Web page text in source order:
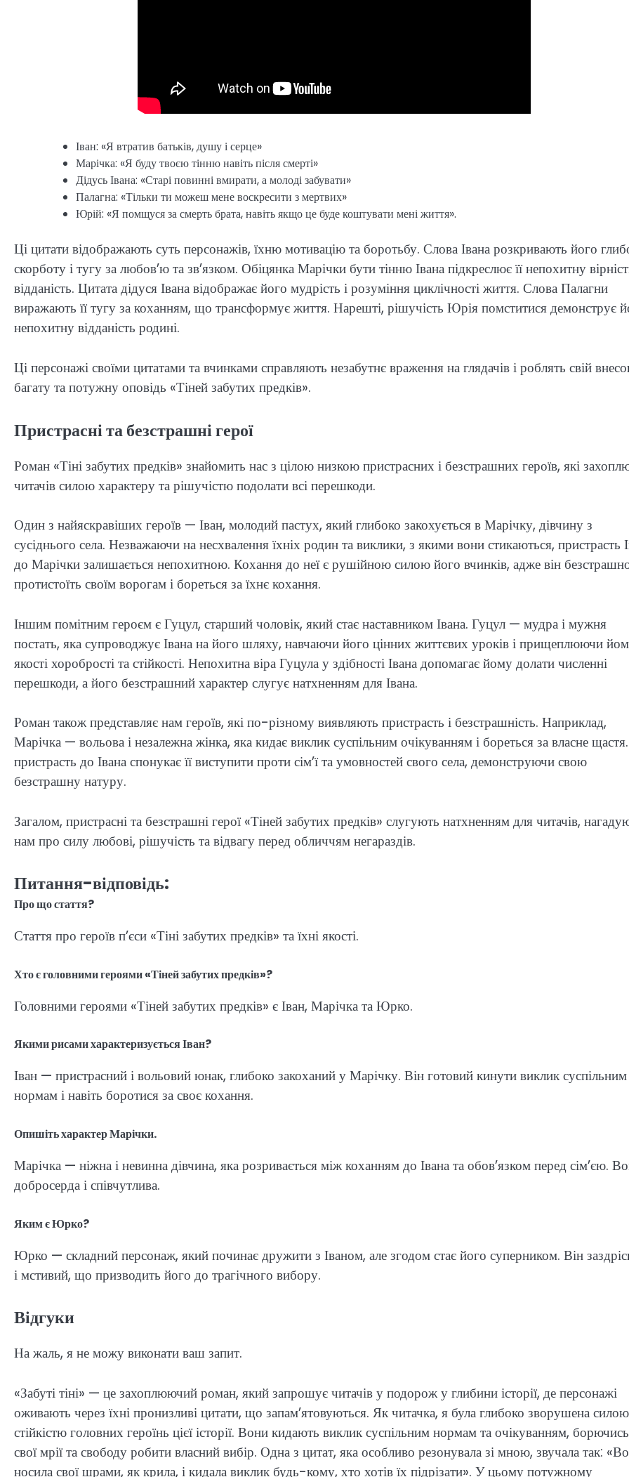
Іван: «Я втратив батьків, душу і серце»
Марічка: «Я буду твоєю тінню навіть після смерті»
Дідусь Івана: «Старі повинні вмирати, а молоді забувати»
Палагна: «Тільки ти можеш мене воскресити з мертвих»
Юрій: «Я помщуся за смерть брата, навіть якщо це буде коштувати мені життя».
Ці цитати відображають суть персонажів, їхню мотивацію та боротьбу. Слова Івана розкривають його
скорботу і тугу за любов’ю та зв’язком. Обіцянка Марічки бути тінню Івана підкреслює її непохитну
відданість. Цитата дідуся Івана відображає його мудрість і розуміння циклічності життя. Слова Палагни
виражають її тугу за коханням, що трансформує життя. Нарешті, рішучість Юрія помститися демонструє
непохитну відданість родині.
Ці персонажі своїми цитатами та вчинками справляють незабутнє враження на глядачів і роблять свій
багату та потужну оповідь «Тіней забутих предків».
Пристрасні та безстрашні герої
Роман «Тіні забутих предків» знайомить нас з цілою низкою пристрасних і безстрашних героїв, які
читачів силою характеру та рішучістю подолати всі перешкоди.
Один з найяскравіших героїв — Іван, молодий пастух, який глибоко закохується в Марічку, дівчину з
сусіднього села. Незважаючи на несхвалення їхніх родин та виклики, з якими вони стикаються, пристрасть
до Марічки залишається непохитною. Кохання до неї є рушійною силою його вчинків, адже він
протистоїть своїм ворогам і бореться за їхнє кохання.
Іншим помітним героєм є Гуцул, старший чоловік, який стає наставником Івана. Гуцул — мудра і мужня
постать, яка супроводжує Івана на його шляху, навчаючи його цінних життєвих уроків і прищеплюючи
якості хоробрості та стійкості. Непохитна віра Гуцула у здібності Івана допомагає йому долати численні
перешкоди, а його безстрашний характер слугує натхненням для Івана.
Роман також представляє нам героїв, які по-різному виявляють пристрасть і безстрашність. Наприклад,
Марічка — вольова і незалежна жінка, яка кидає виклик суспільним очікуванням і бореться за власне щастя.
пристрасть до Івана спонукає її виступити проти сім’ї та умовностей свого села, демонструючи свою
безстрашну натуру.
Загалом, пристрасні та безстрашні герої «Тіней забутих предків» слугують натхненням для читачів,
нам про силу любові, рішучість та відвагу перед обличчям негараздів.
Питання-відповідь:
Про що стаття?
Стаття про героїв п’єси «Тіні забутих предків» та їхні якості.
Хто є головними героями «Тіней забутих предків»?
Головними героями «Тіней забутих предків» є Іван, Марічка та Юрко.
Якими рисами характеризується Іван?
Іван — пристрасний і вольовий юнак, глибоко закоханий у Марічку. Він готовий кинути виклик суспільним
нормам і навіть боротися за своє кохання.
Опишіть характер Марічки.
Марічка — ніжна і невинна дівчина, яка розривається між коханням до Івана та обов’язком перед сім’єю.
добросерда і співчутлива.
Яким є Юрко?
Юрко — складний персонаж, який починає дружити з Іваном, але згодом стає його суперником. Він
і мстивий, що призводить його до трагічного вибору.
Відгуки
На жаль, я не можу виконати ваш запит.
«Забуті тіні» — це захоплюючий роман, який запрошує читачів у подорож у глибини історії, де персонажі
оживають через їхні пронизливі цитати, що запам’ятовуються. Як читачка, я була глибоко зворушена
стійкістю головних героїнь цієї історії. Вони кидають виклик суспільним нормам та очікуванням,
свої мрії та свободу робити власний вибір. Одна з цитат, яка особливо резонувала зі мною, звучала так:
носила свої шрами, як крила, і кидала виклик будь-кому, хто хотів їх підрізати». У цьому потужному